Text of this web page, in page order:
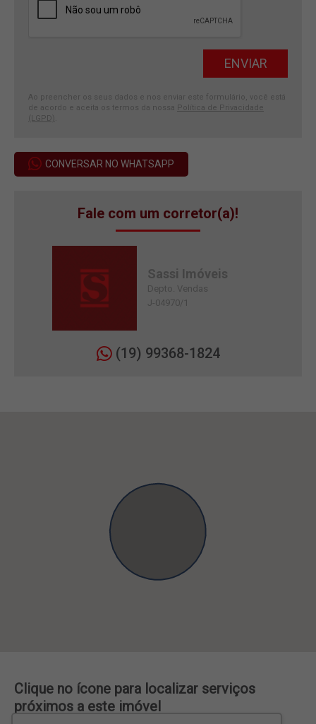
Ao preencher os seus dados e nos enviar este formulário, você está
de acordo e aceita os termos da nossa Política de Privacidade
(LGPD)
CONVERSAR NO WHATSAPP
Fale com um corretor(a)!
Sassi Imóveis
Depto. Vendas
J-04970/1
(19) 99368-1824